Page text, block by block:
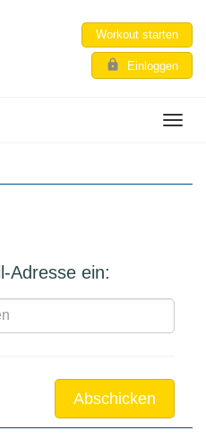
Workout starten
lock Einloggen
Adresse ein:
Abschicken